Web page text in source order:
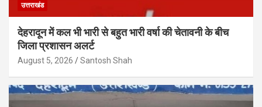
उत्तराखंड
देहरादून में कल भी भारी से बहुत भारी वर्षा की चेतावनी के बीच
जिला प्रशासन अलर्ट
August 5, 2026 Santosh Shah